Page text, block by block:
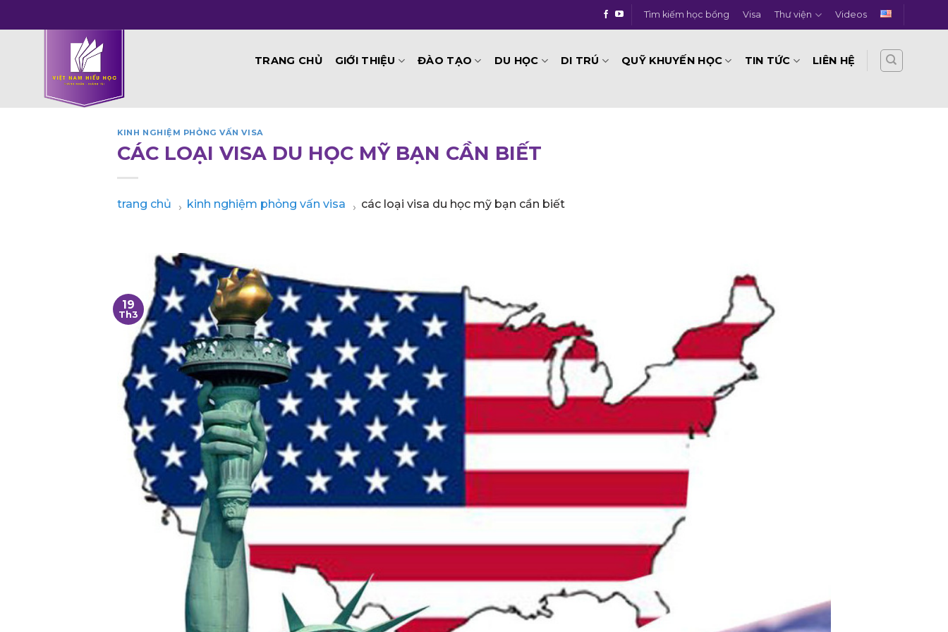
to
Tìm kiếm học bổng Visa Thư viện Videos
TRANG CHỦ GIỚI THIỆU ĐÀO TẠO DU HỌC DI TRÚ QUỸ KHUYẾN HỌC TIN TỨC LIÊN HỆ
KINH NGHIỆM PHỎNG VẤN VISA
CÁC LOẠI VISA DU HỌC MỸ BẠN CẦN BIẾT
trang chủ › kinh nghiệm phỏng vấn visa › các loại visa du học mỹ bạn cần biết
19
Th3